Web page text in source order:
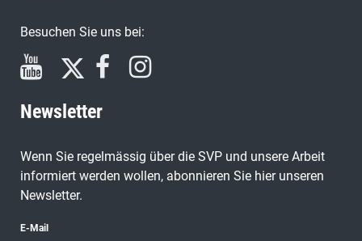
Besuchen Sie uns bei:
Newsletter
Wenn Sie regelmässig über die SVP und unsere Arbeit
informiert werden wollen, abonnieren Sie hier unseren
Newsletter.
E-Mail